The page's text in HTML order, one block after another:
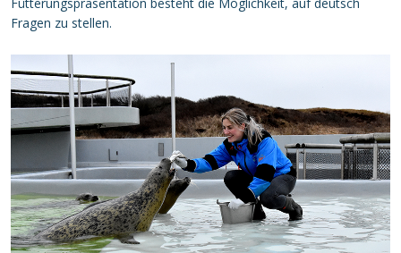
Fragen zu stellen.